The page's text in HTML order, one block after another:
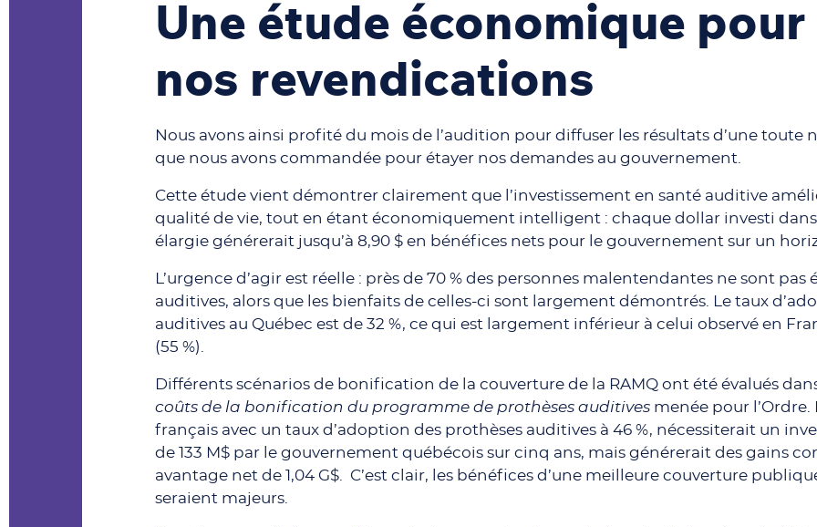
Une étude économique
nos revendications
Nous avons ainsi profité du mois de l’audition pour diffuser les résultats d’une
que nous avons commandée pour étayer nos demandes au gouvernement.
Cette étude vient démontrer clairement que l’investissement en santé auditive
qualité de vie, tout en étant économiquement intelligent : chaque dollar investi
élargie générerait jusqu’à 8,90 $ en bénéfices nets pour le gouvernement sur un
L’urgence d’agir est réelle : près de 70 % des personnes malentendantes ne sont
auditives, alors que les bienfaits de celles-ci sont largement démontrés. Le taux
auditives au Québec est de 32 %, ce qui est largement inférieur à celui observé en
(55 %).
Différents scénarios de bonification de la couverture de la RAMQ ont été évalués
coûts de la bonification du programme de prothèses auditives menée pour
français avec un taux d’adoption des prothèses auditives à 46 %, nécessiterait un
de 133 M$ par le gouvernement québécois sur cinq ans, mais générerait des gains
avantage net de 1,04 G$. C’est clair, les bénéfices d’une meilleure couverture
seraient majeurs.